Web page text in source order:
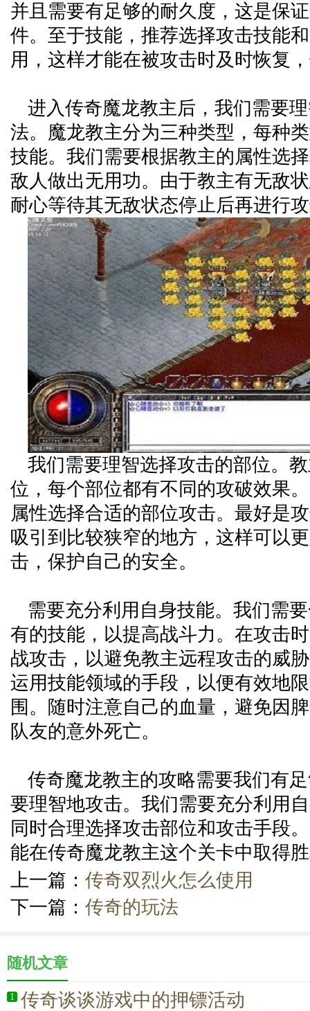
并且需要有足够的耐久度，这是保
件。至于技能，推荐选择攻击技能
用，这样才能在被攻击时及时恢复
进入传奇魔龙教主后，我们需要
法。魔龙教主分为三种类型，每种
技能。我们需要根据教主的属性选
敌人做出无用功。由于教主有无敌
耐心等待其无敌状态停止后再进行
我们需要理智选择攻击的部位。
位，每个部位都有不同的攻破效果
属性选择合适的部位攻击。最好是
吸引到比较狭窄的地方，这样可以
击，保护自己的安全。
需要充分利用自身技能。我们需
有的技能，以提高战斗力。在攻击
战攻击，以避免教主远程攻击的威
运用技能领域的手段，以便有效地
围。随时注意自己的血量，避免因
队友的意外死亡。
传奇魔龙教主的攻略需要我们有
要理智地攻击。我们需要充分利用
同时合理选择攻击部位和攻击手段
能在传奇魔龙教主这个关卡中取得
上一篇： 传奇双烈火怎么使用
下一篇： 传奇的玩法
随机文章
1 传奇谈谈游戏中的押镖活动